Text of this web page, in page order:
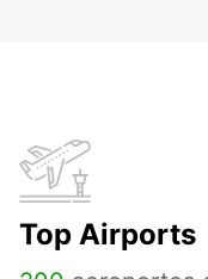
Top Airports